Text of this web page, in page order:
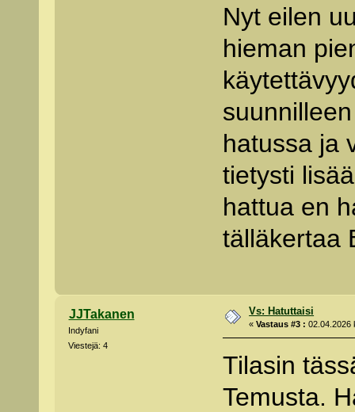
Nyt eilen
hieman
hatussa ja
tietysti
hattua en
tälläkertaa
JJTakanen
Indyfani
Viestejä: 4
Vs: Hatuttaisi
«Vastaus #3 : 02.04.2026
Tilasin
Temusta.